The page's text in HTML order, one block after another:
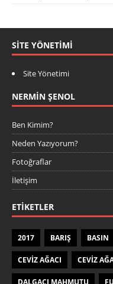
SITE YÖNETIMI
Site Yönetimi
NERMIN ŞENOL
Ben Kimim?
Neden Yazıyorum?
Fotoğraflar
İletişim
ETIKETLER
2017 BARIŞ BASIN
CEVIZ AĞACI CEVIZ
DALGACI MAHMUTU